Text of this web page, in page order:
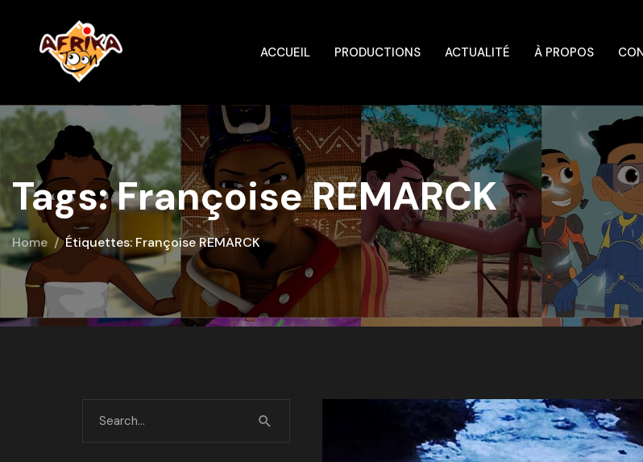
ACCUEIL PRODUCTIONS ACTUALITÉ À PROPOS
Tags: Françoise REMARCK
Home Étiquettes: Françoise REMARCK